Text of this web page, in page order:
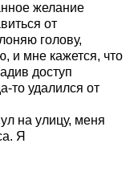
желание
от
голову,
и мне кажется, что
доступ
то удалился от
на улицу, меня
Я